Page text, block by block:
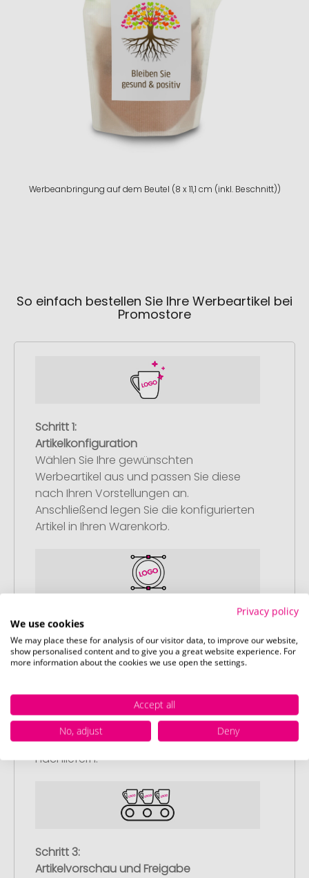
Werbeanbringung auf dem Beutel (8 x 11,1 cm (inkl. Beschnitt))
So einfach bestellen Sie Ihre Werbeartikel bei
Promostore
Schritt 1:
Artikelkonfiguration
Wählen Sie Ihre gewünschten
Werbeartikel aus und passen Sie diese
nach Ihren Vorstellungen an.
Anschließend legen Sie die konfigurierten
Artikel in Ihren Warenkorb.
Schritt 2:
Upload Ihres Logos oder Motivs
Laden Sie auf unserer
oder Motiv hoch und schließen Sie Ihre
Bestellung ab. Falls Sie gerade keine
passende Datei zur Verfügung haben,
können Sie diese gerne später
nachliefern.
Schritt 3:
Artikelvorschau und Freigabe
Privacy policy
We use cookies
We may place these for analysis of our visitor data, to improve our website,
show personalised content and to give you a great website experience. For
more information about the cookies we use open the settings.
Accept all
No, adjust
Deny